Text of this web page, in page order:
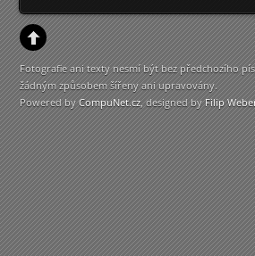
Fotografie ani texty nesmí být bez předchozího
žádným způsobem šířeny ani upravovány.
Powered byCompuNet.cz, designed byFilip